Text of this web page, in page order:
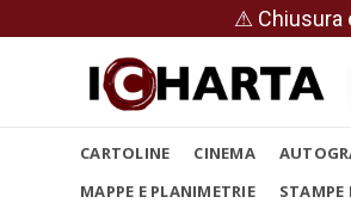
⚠ Chiusura
CARTOLINE CINEMA
MAPPE E PLANIMETRIE
STAMPE